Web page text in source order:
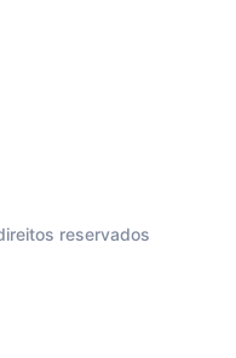
reservados